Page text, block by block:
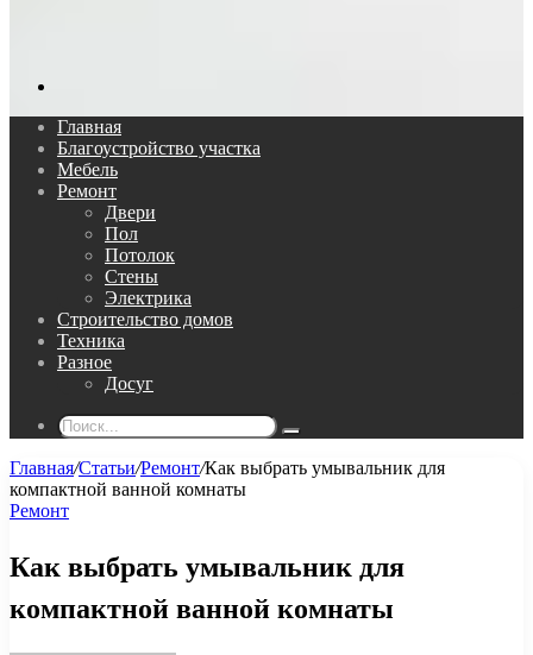
Главная
Благоустройство участка
Мебель
Ремонт
Двери
Пол
Потолок
Стены
Электрика
Строительство домов
Техника
Разное
Досуг
Поиск...
Главная/Статьи/Ремонт/Как выбрать умывальник для
компактной ванной комнаты
Ремонт
Как выбрать умывальник для
компактной ванной комнаты